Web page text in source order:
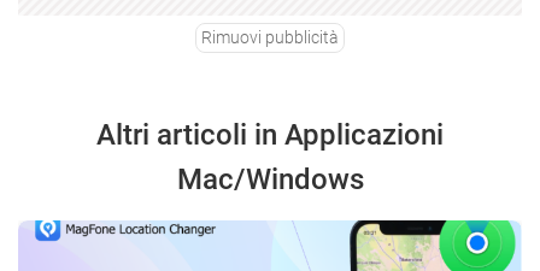
Rimuovi pubblicità
Altri articoli in Applicazioni
Mac/Windows